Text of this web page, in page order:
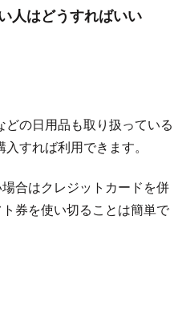
人はどうすればいい
どの日用品も取り扱っている
すれば利用できます。
合はクレジットカードを併
券を使い切ることは簡単で